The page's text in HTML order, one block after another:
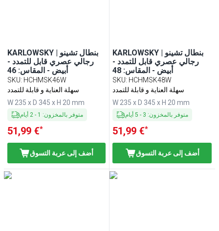
KARLOWSKY | بنطال تشينو
رجالي عصري قابل للتمدد -
أبيض - المقاس: 46
SKU: HCHMSK46W
سهلة العناية و قابلة للتمدد
W 235 x D 345 x H 20 mm
متوفر بالمخزون:
1
-
2 أيام
51,99 €*
أضف إلى عربة التسوق
KARLOWSKY | بنطال تشينو
رجالي عصري قابل للتمدد -
أبيض - المقاس: 48
SKU: HCHMSK48W
سهلة العناية و قابلة للتمدد
W 235 x D 345 x H 20 mm
متوفر بالمخزون:
3
-
5 أيام
51,99 €*
أضف إلى عربة التسوق